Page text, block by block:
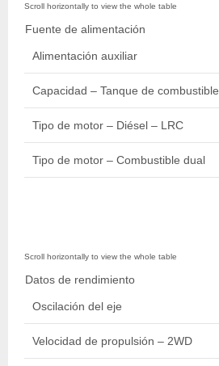
Fuente de alimentación
Alimentación auxiliar
Capacidad – Tanque de combustible
Tipo de motor – Diésel – LRC
Tipo de motor – Combustible dual
Datos de rendimiento
Oscilación del eje
Velocidad de propulsión – 2WD